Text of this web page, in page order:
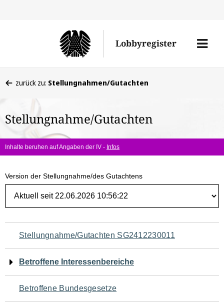
Lobbyregister
Menü
befinden
hier:
zurück zu: Stellungnahmen/Gutachten
Stellungnahme/Gutachten
Inhalte beruhen auf Angaben der IV - Infos
Version der Stellungnahme/des Gutachtens
Navigation
für
den
Seiteninhalt
Stellungnahme/Gutachten SG2412230011
Betroffene Interessenbereiche
Betroffene Bundesgesetze